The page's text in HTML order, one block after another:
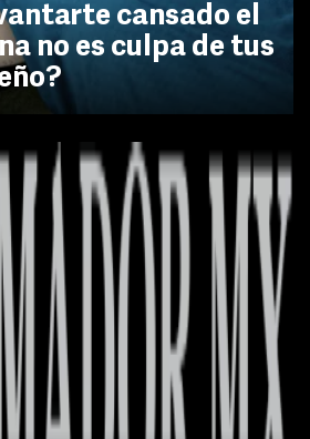
cansado el
no es culpa de tus